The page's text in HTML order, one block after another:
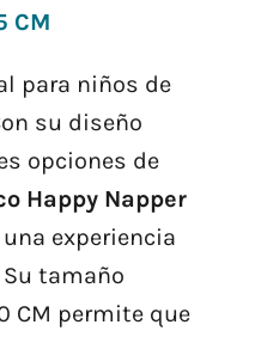
CM
para niños de
su diseño
opciones de
Happy Napper
experiencia
tamaño
CM permite que